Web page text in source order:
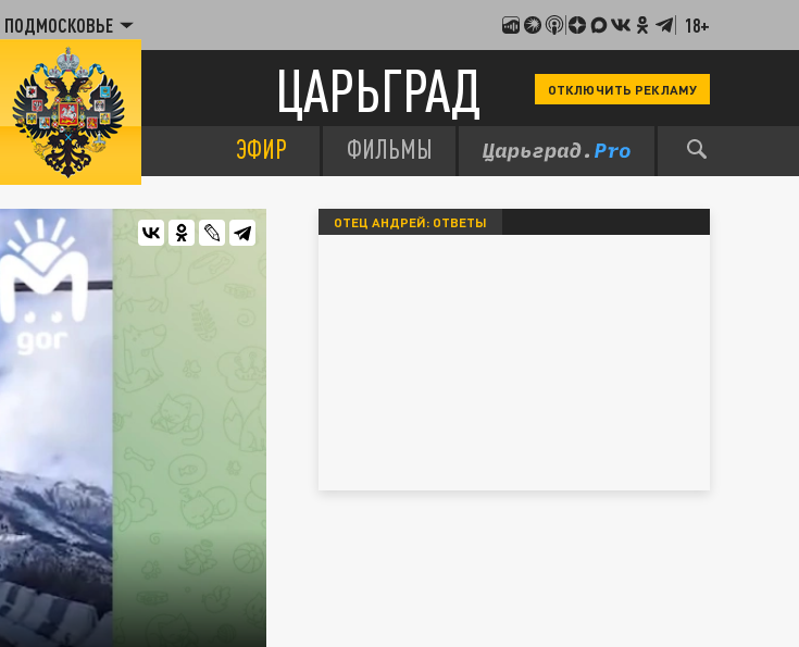
ПОДМОСКОВЬЕ 18+
ЦАРЬГРАД ОТКЛЮЧИТЬ РЕКЛАМУ
ЭФИР ФИЛЬМЫ
ОТЕЦ АНДРЕЙ: ОТВЕТЫ